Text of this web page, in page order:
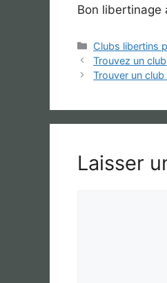
Bon libertinage
Catégories
Clubs libertins
Trouvez un
Trouver un
Laisser